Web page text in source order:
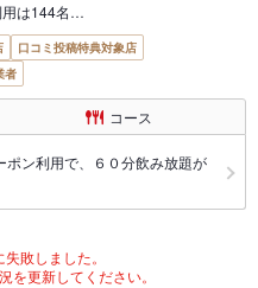
用は144名…
口コミ投稿特典対象店
者
コース
ン利用で、６０分飲み放題が
敗しました。
を更新してください。